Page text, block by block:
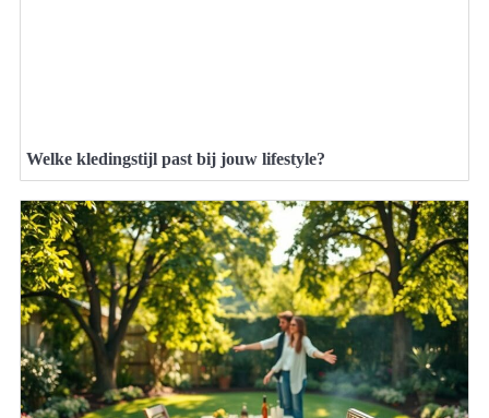
Welke kledingstijl past bij jouw lifestyle?